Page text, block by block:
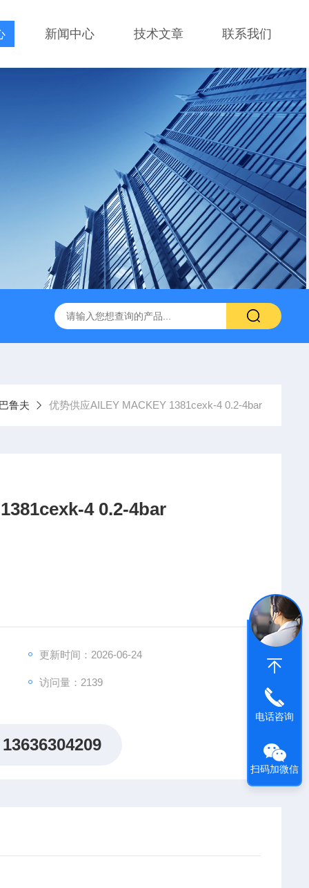
新闻中心 技术文章 联系我们
1 ID:281875 A-NR:417291 原装供应美国Parker
鲁夫 优势供应AILEY MACKEY 1381cexk-4 0.2-4bar
4 0.2-4bar
更新时间：2026-06-24
访问量：2139
13636304209
电话咨询
扫码加微信